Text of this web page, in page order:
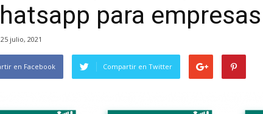
para empresas
25 julio, 2021
en Facebook Compartir en Twitter